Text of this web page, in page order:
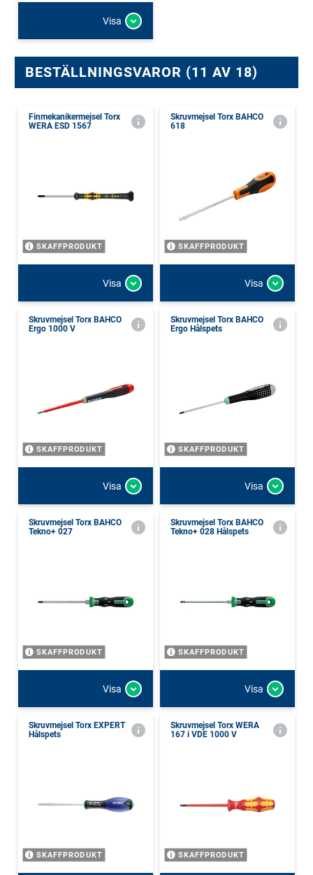
Visa
BESTÄLLNINGSVAROR (11 AV 18)
Finmekanikermejsel Torx
WERA ESD 1567
SKAFFPRODUKT
Visa
Skruvmejsel Torx BAHCO
618
SKAFFPRODUKT
Visa
Skruvmejsel Torx BAHCO
Ergo 1000 V
SKAFFPRODUKT
Visa
Skruvmejsel Torx BAHCO
Ergo Hålspets
SKAFFPRODUKT
Visa
Skruvmejsel Torx BAHCO
Tekno+ 027
SKAFFPRODUKT
Visa
Skruvmejsel Torx BAHCO
Tekno+ 028 Hålspets
SKAFFPRODUKT
Visa
Skruvmejsel Torx EXPERT
Hålspets
SKAFFPRODUKT
Skruvmejsel Torx WERA
167 i VDE 1000 V
SKAFFPRODUKT